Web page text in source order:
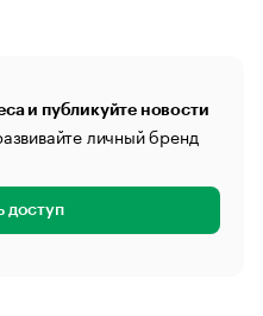
и публикуйте новости
личный бренд
доступ